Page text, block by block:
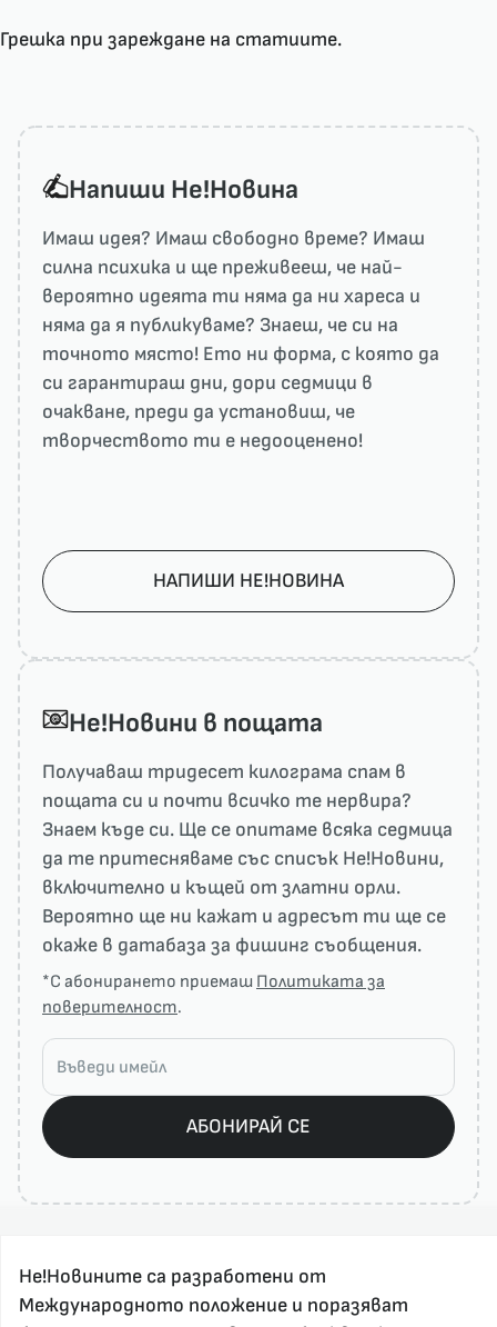
Грешка при зареждане на статиите.
Напиши He!Новина
Имаш идея? Имаш свободно време? Имаш
силна психика и ще преживееш, че най-
вероятно идеята ти няма да ни харесa и
няма да я публикуваме? Знаеш, че си на
точното място! Ето ни форма, с която да
си гарантираш дни, дори седмици в
очакване, преди да установиш, че
творчеството ти е недооценено!
НАПИШИ НЕ!НОВИНА
He!Новини в пощата
Получаваш тридесет килограма спам в
пощата си и почти всичко те нервира?
Знаем къде си. Ще се опитаме всяка седмица
да те притесняваме със списък He!Новини,
включително и къщей от златни орли.
Вероятно ще ни кажат и адресът ти ще се
окаже в датабаза за фишинг съобщения.
*С абонирането приемаш Политиката за
поверителност.
АБОНИРАЙ СЕ
Не!Новините са разработени от
Международното положение и поразяват